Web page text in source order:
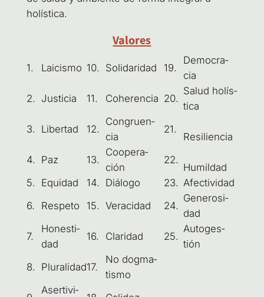
holística.
Valores
1. Lai­cis­mo 10. Soli­da­ri­dad 19.
Demo­cra­
cia
2. Jus­ti­cia 11. Cohe­ren­cia 20.
Salud holís­
ti­ca
3. Liber­tad 12.
Con­gruen­
cia
21.
Resi­lien­cia
4. Paz 13.
Coope­ra­
ción
22.
Humil­dad
5. Equi­dad 14. Diá­lo­go 23. Afec­ti­vi­dad
6.
Res­pe­to 15. Vera­ci­dad 24.
Gene­ro­si­
dad
7.
Hones­ti­
dad
16. Cla­ri­dad 25.
Auto­ges­
tión
8. Plu­ra­li­dad17.
No dog­ma­
tis­mo
Aser­ti­vi­